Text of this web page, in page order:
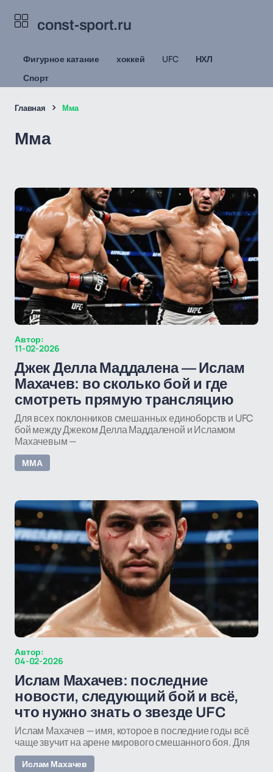
const-sport.ru
Фигурное катание хоккей UFC
НХЛ
Спорт
Главная Мма
Мма
Автор:
11-02-2026
Джек Делла Маддалена — Ислам
Махачев: во сколько бой и где
смотреть прямую трансляцию
Для всех поклонников смешанных единоборств и UFC
бой между Джеком Делла Маддаленой и Исламом
Махачевым —
ММА
Автор:
04-02-2026
Ислам Махачев: последние
новости, следующий бой и всё,
что нужно знать о звезде UFC
Ислам Махачев — имя, которое в последние годы всё
чаще звучит на арене мирового смешанного боя. Для
Ислам Махачев